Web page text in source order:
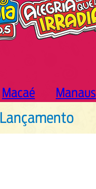
Macaé Manaus
Lançamento